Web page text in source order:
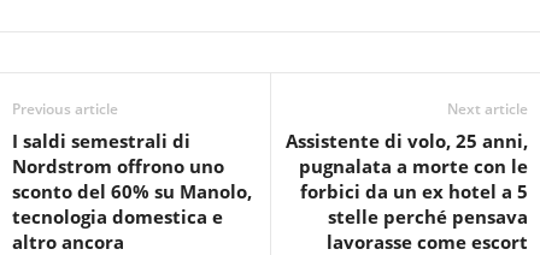
Previous article
I saldi semestrali di
Nordstrom offrono uno
sconto del 60% su Manolo,
tecnologia domestica e
altro ancora
Next article
Assistente di volo, 25 anni,
pugnalata a morte con le
forbici da un ex hotel a 5
stelle perché pensava
lavorasse come escort